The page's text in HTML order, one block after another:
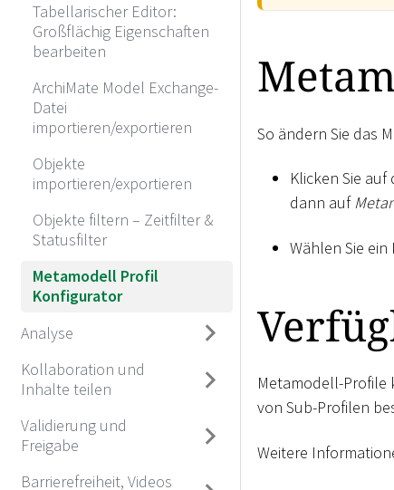
Tabellarischer Editor:
Großflächig Eigenschaften
bearbeiten
ArchiMate Model Exchange-
Datei
importieren/exportieren
Objekte
importieren/exportieren
Objekte filtern – Zeitfilter &
Statusfilter
Metamodell Profil
Konfigurator
Analyse
Kollaboration und
Inhalte teilen
Validierung und
Freigabe
Barrierefreiheit, Videos
So ändern Sie das
Klicken Sie
dann auf
Wählen Sie
Metamodell-Profile
von Sub-Profilen
Weitere